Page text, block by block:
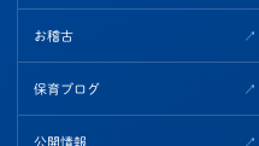
お稽古
保育ブログ
公開情報